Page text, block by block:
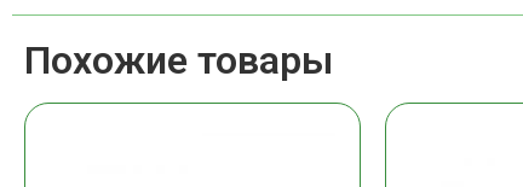
Похожие товары